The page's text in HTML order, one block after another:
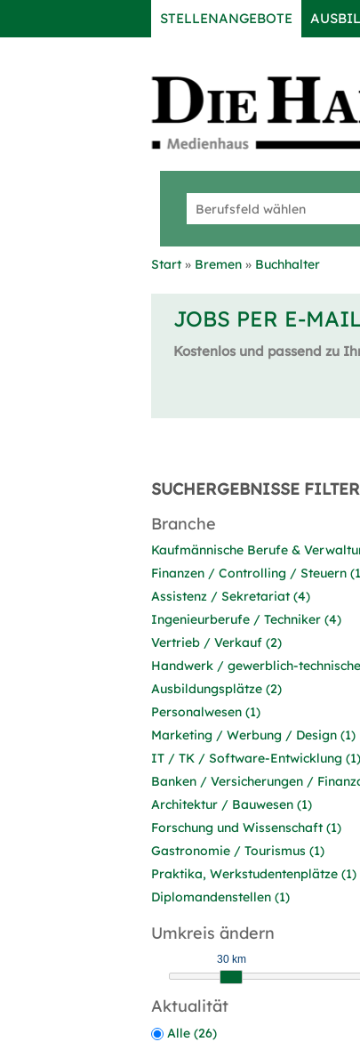
STELLENANGEBOTE
Start Bremen Buchhalter
JOBS PER E-MAIL
Kostenlos und passend zu
SUCHERGEBNISSE
Branche
Finanzen / Controlling / Steuern
Assistenz / Sekretariat (4)
Ingenieurberufe / Techniker (4)
Vertrieb / Verkauf (2)
Ausbildungsplätze (2)
Personalwesen (1)
Marketing / Werbung / Design (1)
IT / TK / Software-Entwicklung (1)
Architektur / Bauwesen (1)
Forschung und Wissenschaft (1)
Gastronomie / Tourismus (1)
Praktika, Werkstudentenplätze (1)
Diplomandenstellen (1)
Umkreis ändern
30 km
Aktualität
Alle (26)